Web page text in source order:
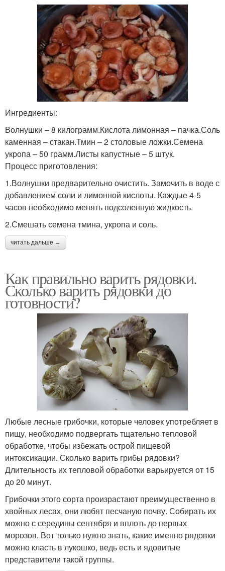
Ингредиенты:
Волнушки – 8 килограмм.Кислота лимонная – пачка.Соль
каменная – стакан.Тмин – 2 столовые ложки.Семена
укропа – 50 грамм.Листы капустные – 5 штук.
Процесс приготовления:
1.Волнушки предварительно очистить. Замочить в воде с
добавлением соли и лимонной кислоты. Каждые 4-5
часов необходимо менять подсоленную жидкость.
2.Смешать семена тмина, укропа и соль.
читать дальше →
Как правильно варить рядовки.
Сколько варить рядовки до
готовности?
Любые лесные грибочки, которые человек употребляет в
пищу, необходимо подвергать тщательно тепловой
обработке, чтобы избежать острой пищевой
интоксикации. Сколько варить грибы рядовки?
Длительность их тепловой обработки варьируется от 15
до 20 минут.
Грибочки этого сорта произрастают преимущественно в
хвойных лесах, они любят песчаную почву. Собирать их
можно с середины сентября и вплоть до первых
морозов. Вот только нужно знать, какие именно рядовки
можно класть в лукошко, ведь есть и ядовитые
представители такой группы.